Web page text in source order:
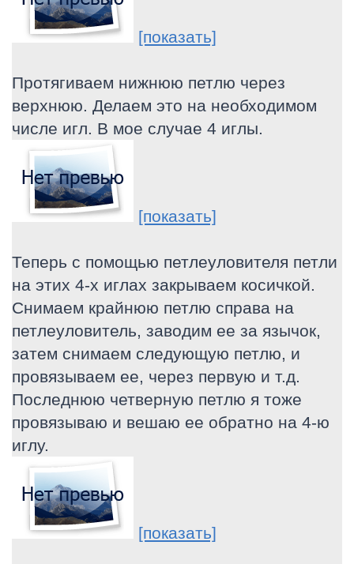
[показать]
Протягиваем нижнюю петлю через
верхнюю. Делаем это на необходимом
числе игл. В мое случае 4 иглы.
[показать]
Теперь с помощью петлеуловителя петли
на этих 4-х иглах закрываем косичкой.
Снимаем крайнюю петлю справа на
петлеуловитель, заводим ее за язычок,
затем снимаем следующую петлю, и
провязываем ее, через первую и т.д.
Последнюю четверную петлю я тоже
провязываю и вешаю ее обратно на 4-ю
иглу.
[показать]